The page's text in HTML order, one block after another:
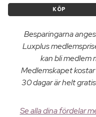
KÖP
Besparingarna
Luxplus
kan bli medlem
Medlemskapet
30 dagar är helt
Se alla dina fördelar